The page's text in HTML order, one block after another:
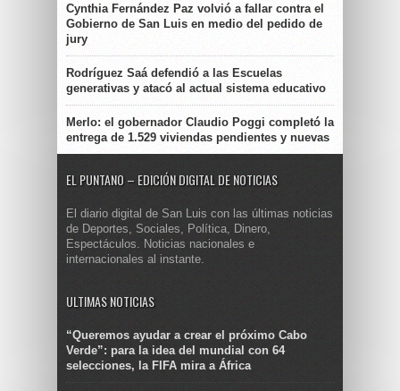
Cynthia Fernández Paz volvió a fallar contra el
Gobierno de San Luis en medio del pedido de
jury
Rodríguez Saá defendió a las Escuelas
generativas y atacó al actual sistema educativo
Merlo: el gobernador Claudio Poggi completó la
entrega de 1.529 viviendas pendientes y nuevas
EL PUNTANO – EDICIÓN DIGITAL DE NOTICIAS
El diario digital de San Luis con las últimas noticias
de Deportes, Sociales, Política, Dinero,
Espectáculos. Noticias nacionales e
internacionales al instante.
ULTIMAS NOTICIAS
“Queremos ayudar a crear el próximo Cabo
Verde”: para la idea del mundial con 64
selecciones, la FIFA mira a África